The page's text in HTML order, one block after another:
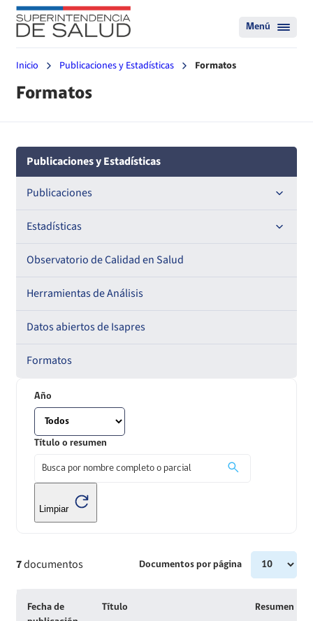
Menú
Inicio Publicaciones y Estadísticas Formatos
Formatos
Publicaciones y Estadísticas
Publicaciones
Documentos de trabajo
Documentos metodológicos
Estadísticas
Boletines Estadísticos
Estadísticas por tema
Series Estadísticas
Observatorio de Calidad en Salud
Herramientas de Análisis
Datos abiertos de Isapres
Formatos
Año
Título o resumen
Limpiar
7documentos Documentos por página
Fecha de
Título Resumen